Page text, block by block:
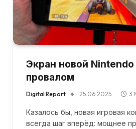
Экран новой Nintendo
провалом
Digital Report 25.06.2025 3
Казалось бы, новая игровая
всегда шаг вперёд: мощнее